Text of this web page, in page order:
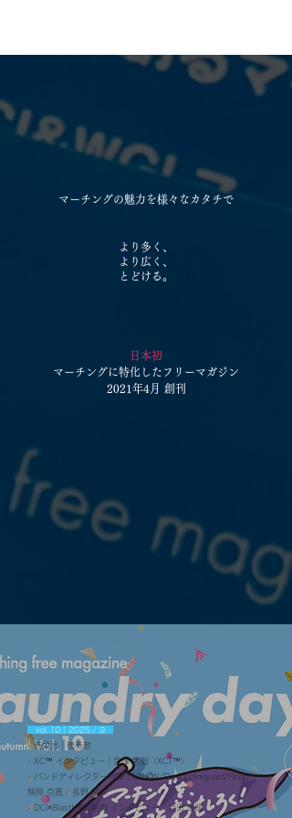
マーチングの魅力を様々なカタチで
より多く、
より広く、
とどける。
​日本初
2021年4月 創刊
​マーチングに特化したフリーマガジン
vol.10｜2025 / 9
- 巻頭言｜鶴巻敬​
- XC™︎ インタビュー｜金澤 大毅 （XCT™︎）
- バンドディレクター特集｜UNIÖN/Flare Colorguard/Finder：
柳原 克寛 / 長野 裕仁
- DCI×Blast!への挑戦 インタビュー｜渋田 華暖